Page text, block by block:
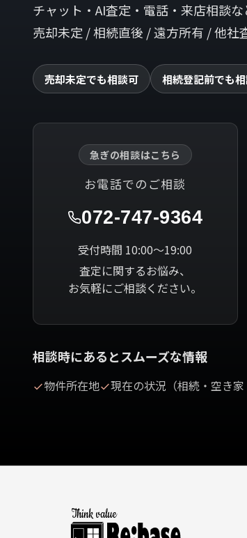
チャット・AI査定・電話・来店相談
売却未定 / 相続直後 / 遠方所有 / 他社
売却未定でも相談可 相続登記前でも
急ぎの相談はこちら
お電話でのご相談
072-747-9364
受付時間 10:00～19:00
査定に関するお悩み、
お気軽にご相談ください。
相談時にあるとスムーズな情報
物件所在地 現在の状況（相続・空き家